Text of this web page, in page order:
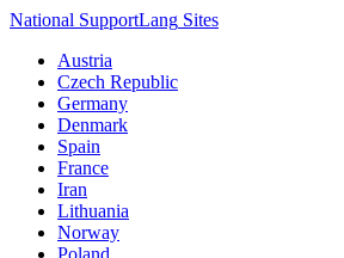
National SupportLang Sites
Austria
Czech Republic
Germany
Denmark
Spain
France
Iran
Lithuania
Norway
Poland